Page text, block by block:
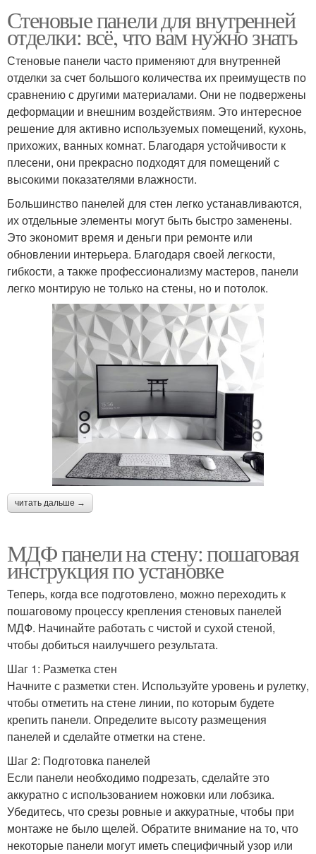
Стеновые панели для внутренней
отделки: всё, что вам нужно знать
Стеновые панели часто применяют для внутренней
отделки за счет большого количества их преимуществ по
сравнению с другими материалами. Они не подвержены
деформации и внешним воздействиям. Это интересное
решение для активно используемых помещений, кухонь,
прихожих, ванных комнат. Благодаря устойчивости к
плесени, они прекрасно подходят для помещений с
высокими показателями влажности.
Большинство панелей для стен легко устанавливаются,
их отдельные элементы могут быть быстро заменены.
Это экономит время и деньги при ремонте или
обновлении интерьера. Благодаря своей легкости,
гибкости, а также профессионализму мастеров, панели
легко монтирую не только на стены, но и потолок.
читать дальше →
МДФ панели на стену: пошаговая
инструкция по установке
Теперь, когда все подготовлено, можно переходить к
пошаговому процессу крепления стеновых панелей
МДФ. Начинайте работать с чистой и сухой стеной,
чтобы добиться наилучшего результата.
Шаг 1: Разметка стен
Начните с разметки стен. Используйте уровень и рулетку,
чтобы отметить на стене линии, по которым будете
крепить панели. Определите высоту размещения
панелей и сделайте отметки на стене.
Шаг 2: Подготовка панелей
Если панели необходимо подрезать, сделайте это
аккуратно с использованием ножовки или лобзика.
Убедитесь, что срезы ровные и аккуратные, чтобы при
монтаже не было щелей. Обратите внимание на то, что
некоторые панели могут иметь специфичный узор или